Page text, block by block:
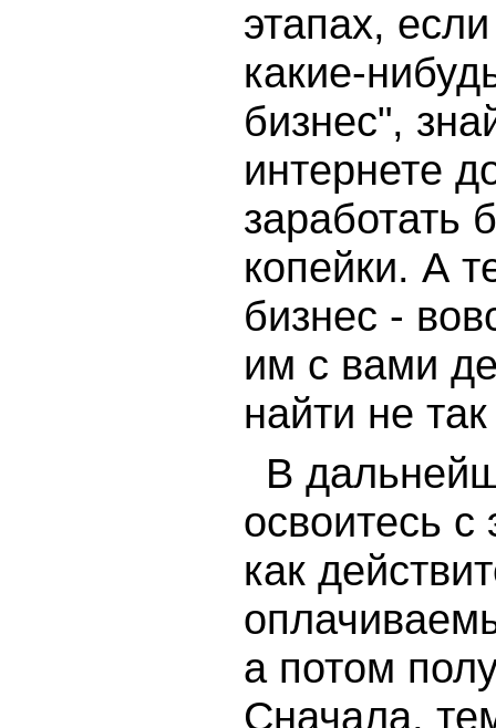
этапах,
какие-
бизнес",
интернете
заработать
копейки. А
бизнес -
им с вами
найти не
В
освоитесь
как
а потом
Сначала,